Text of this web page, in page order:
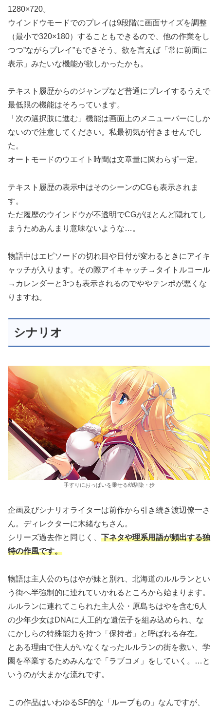
1280×720。
ウインドウモードでのプレイは9段階に画面サイズを調整
（最小で320×180）することもできるので、他の作業をし
つつ”ながらプレイ”もできそう。欲を言えば「常に前面に
表示」みたいな機能が欲しかったかも。
テキスト履歴からのジャンプなど普通にプレイするうえで
最低限の機能はそろっています。
「次の選択肢に進む」機能は画面上のメニューバーにしか
ないので注意してください。私最初気が付きませんでし
た。
オートモードのウエイト時間は文章量に関わらず一定。
テキスト履歴の表示中はそのシーンのCGも表示されま
す。
ただ履歴のウインドウが不透明でCGがほとんど隠れてし
まうためあんまり意味ないような…。
物語中はエピソードの切れ目や日付が変わるときにアイキ
ャッチが入ります。その際アイキャッチ→タイトルコール
→カレンダーと3つも表示されるのでややテンポが悪くな
りますね。
シナリオ
手すりにおっぱいを乗せる幼馴染・歩
企画及びシナリオライターは前作から引き続き渡辺僚一さ
ん。ディレクターに木緒なちさん。
シリーズ過去作と同じく、 下ネタや理系用語が頻出する独
特の作風です。
物語は主人公のちはやが妹と別れ、北海道のルルランとい
う街へ半強制的に連れていかれるところから始まります。
ルルランに連れてこられた主人公・原島ちはやを含む6人
の少年少女はDNAに人工的な遺伝子を組み込められ、な
にかしらの特殊能力を持つ「保持者」と呼ばれる存在。
とある理由で住人がいなくなったルルランの街を救い、学
園を卒業するためみんなで「ラブコメ」をしていく。…と
いうのが大まかな流れです。
この作品はいわゆるSF的な「ループもの」なんですが、